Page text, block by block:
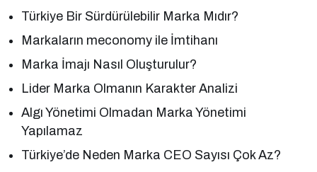
Türkiye Bir Sürdürülebilir Marka Mıdır?
Markaların meconomy ile İmtihanı
Marka İmajı Nasıl Oluşturulur?
Lider Marka Olmanın Karakter Analizi
Algı Yönetimi Olmadan Marka Yönetimi
Yapılamaz
Türkiye’de Neden Marka CEO Sayısı Çok Az?